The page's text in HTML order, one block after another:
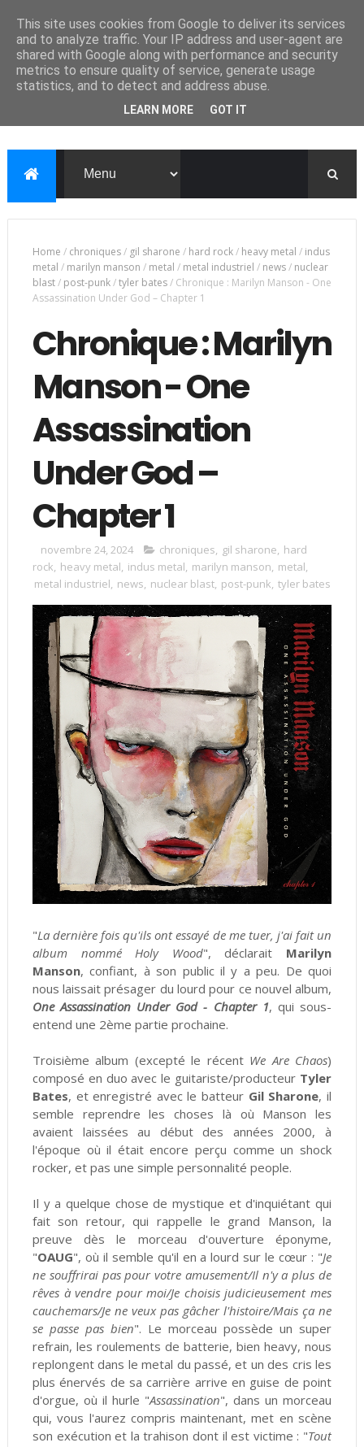
Home / chroniques/ gil sharone / hard rock/ heavy metal / indus
metal / marilyn manson / metal / metal industriel / news/ nuclear
blast/ post-punk/tyler bates/ Chronique : Marilyn Manson - One
Assassination Under God – Chapter 1
Chronique : Marilyn
Manson - One
Assassination
Under God –
Chapter 1
novembre 24, 2024 chroniques, gil sharone, hard
rock, heavy metal, indus metal, marilyn manson, metal,
metal industriel, news, nuclear blast, post-punk, tyler bates
"La dernière fois qu'ils ont essayé de me tuer, j'ai fait un
album nommé Holy Wood", déclarait Marilyn
Manson, confiant, à son public il y a peu. De quoi
nous laissait présager du lourd pour ce nouvel album,
One Assassination Under God - Chapter 1, qui sous-
entend une 2ème partie prochaine.
Troisième album (excepté le récent We Are Chaos)
composé en duo avec le guitariste/producteur Tyler
Bates, et enregistré avec le batteur Gil Sharone, il
semble reprendre les choses là où Manson les
avaient laissées au début des années 2000, à
l'époque où il était encore perçu comme un shock
rocker, et pas une simple personnalité people.
Il y a quelque chose de mystique et d'inquiétant qui
fait son retour, qui rappelle le grand Manson, la
preuve dès le morceau d'ouverture éponyme,
"OAUG", où il semble qu'il en a lourd sur le cœur : "Je
ne souffrirai pas pour votre amusement/Il n'y a plus de
rêves à vendre pour moi/Je choisis judicieusement mes
cauchemars/Je ne veux pas gâcher l'histoire/Mais ça ne
se passe pas bien". Le morceau possède un super
refrain, les roulements de batterie, bien heavy, nous
replongent dans le metal du passé, et un des cris les
plus énervés de sa carrière arrive en guise de point
d'orgue, où il hurle "Assassination", dans un morceau
qui, vous l'aurez compris maintenant, met en scène
son exécution et la trahison dont il est victime : "Tout
This site uses cookies from Google to deliver its services
and to analyze traffic. Your IP address and user-agent are
shared with Google along with performance and security
metrics to ensure quality of service, generate usage
statistics, and to detect and address abuse.
LEARN MORE GOT IT